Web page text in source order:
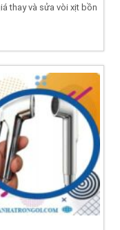
thay và sửa vòi xịt bồn